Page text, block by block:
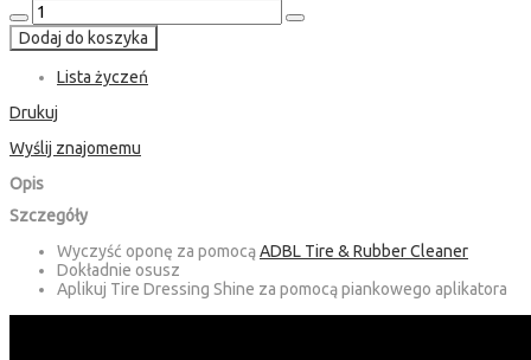
Dodaj do koszyka
Lista życzeń
Drukuj
Wyślij znajomemu
Opis
Szczegóły
Wyczyść oponę za pomocąADBL Tire & Rubber Cleaner
Dokładnie osusz
Aplikuj Tire Dressing Shine za pomocą piankowego aplikatora